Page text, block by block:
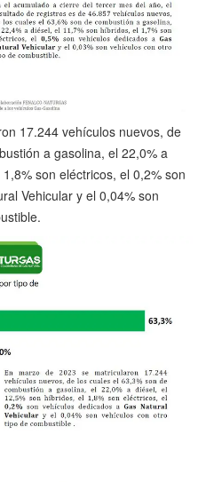
17.244 vehículos nuevos, de
a gasolina, el 22,0% a
son eléctricos, el 0,2% son
Vehicular y el 0,04% son